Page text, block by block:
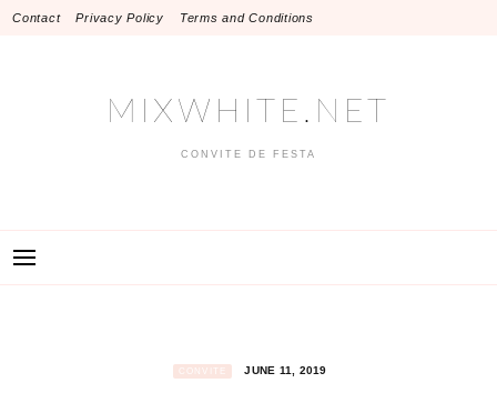
SkipContact Privacy Policy Terms and Conditions
MIXWHITE.NET
CONVITE DE FESTA
CONVITE JUNE 11, 2019